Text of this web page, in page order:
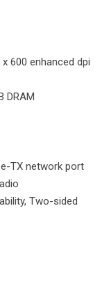
600 enhanced dpi
DRAM
TX network port
Two-sided